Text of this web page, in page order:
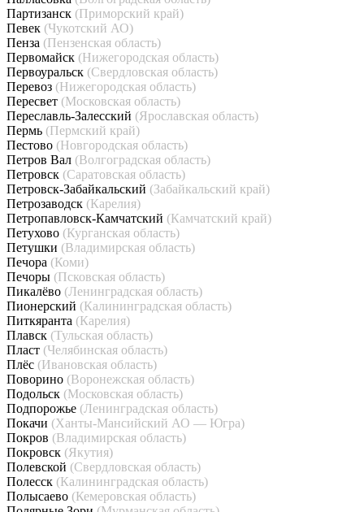
Партизанск (Приморский край)
Певек (Чукотский АО)
Пенза (Пензенская область)
Первомайск (Нижегородская область)
Первоуральск (Свердловская область)
Перевоз (Нижегородская область)
Пересвет (Московская область)
Переславль-Залесский (Ярославская область)
Пермь (Пермский край)
Пестово (Новгородская область)
Петров Вал (Волгоградская область)
Петровск (Саратовская область)
Петровск-Забайкальский (Забайкальский край)
Петрозаводск (Карелия)
Петропавловск-Камчатский (Камчатский край)
Петухово (Курганская область)
Петушки (Владимирская область)
Печора (Коми)
Печоры (Псковская область)
Пикалёво (Ленинградская область)
Пионерский (Калининградская область)
Питкяранта (Карелия)
Плавск (Тульская область)
Пласт (Челябинская область)
Плёс (Ивановская область)
Поворино (Воронежская область)
Подольск (Московская область)
Подпорожье (Ленинградская область)
Покачи (Ханты-Мансийский АО — Югра)
Покров (Владимирская область)
Покровск (Якутия)
Полевской (Свердловская область)
Полесск (Калининградская область)
Полысаево (Кемеровская область)